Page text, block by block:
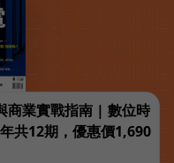
商業實戰指南 | 數位時
共12期，優惠價1,690